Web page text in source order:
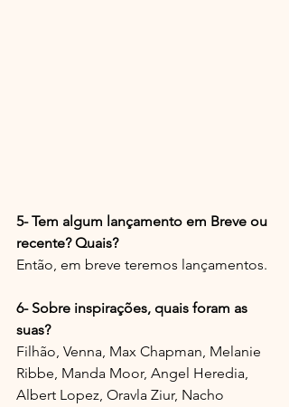
5- Tem algum lançamento em Breve ou
recente? Quais?
Então, em breve teremos lançamentos.
6- Sobre inspirações, quais foram as
suas?
Filhão, Venna, Max Chapman, Melanie
Ribbe, Manda Moor, Angel Heredia,
Albert Lopez, Oravla Ziur, Nacho